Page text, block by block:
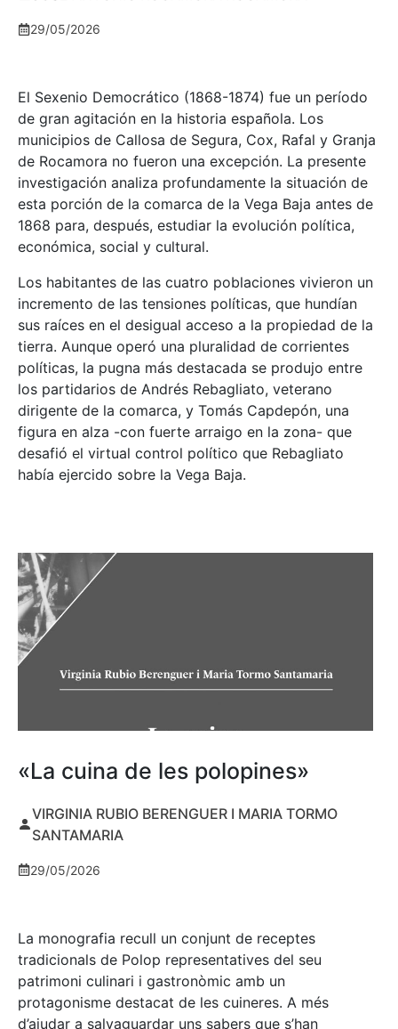
29/05/2026
El Sexenio Democrático (1868-1874) fue un período
de gran agitación en la historia española. Los
municipios de Callosa de Segura, Cox, Rafal y Granja
de Rocamora no fueron una excepción. La presente
investigación analiza profundamente la situación de
esta porción de la comarca de la Vega Baja antes de
1868 para, después, estudiar la evolución política,
económica, social y cultural.
Los habitantes de las cuatro poblaciones vivieron un
incremento de las tensiones políticas, que hundían
sus raíces en el desigual acceso a la propiedad de la
tierra. Aunque operó una pluralidad de corrientes
políticas, la pugna más destacada se produjo entre
los partidarios de Andrés Rebagliato, veterano
dirigente de la comarca, y Tomás Capdepón, una
figura en alza -con fuerte arraigo en la zona- que
desafió el virtual control político que Rebagliato
había ejercido sobre la Vega Baja.
«La cuina de les polopines»
VIRGINIA RUBIO BERENGUER I MARIA TORMO
SANTAMARIA
29/05/2026
La monografia recull un conjunt de receptes
tradicionals de Polop representatives del seu
patrimoni culinari i gastronòmic amb un
protagonisme destacat de les cuineres. A més
d’ajudar a salvaguardar uns sabers que s’han